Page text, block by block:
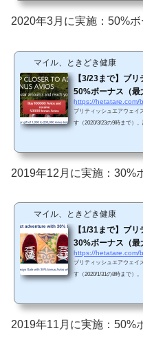
からすると、50%ボーナス
円/ドル）、前回よりも若干
2020年3月に実施：50%ボ
マイル、ときどき健康
【3/23まで】ブ
50%ボーナス（最
https://hetatare.com/
ブリティッシュエアウェイ
す（2020/3/23の9時まで）
得ですね。・2020年３月23
スを含めると、合計
2019年12月に実施：30%
マイル、ときどき健康
【1/31まで】ブ
30%ボーナス（最
https://hetatare.com/
ブリティッシュエアウェイ
す（2020/1/31の8時まで）
それほどお得ではありませ
ていますので、直近で必要
2019年11月に実施：50%